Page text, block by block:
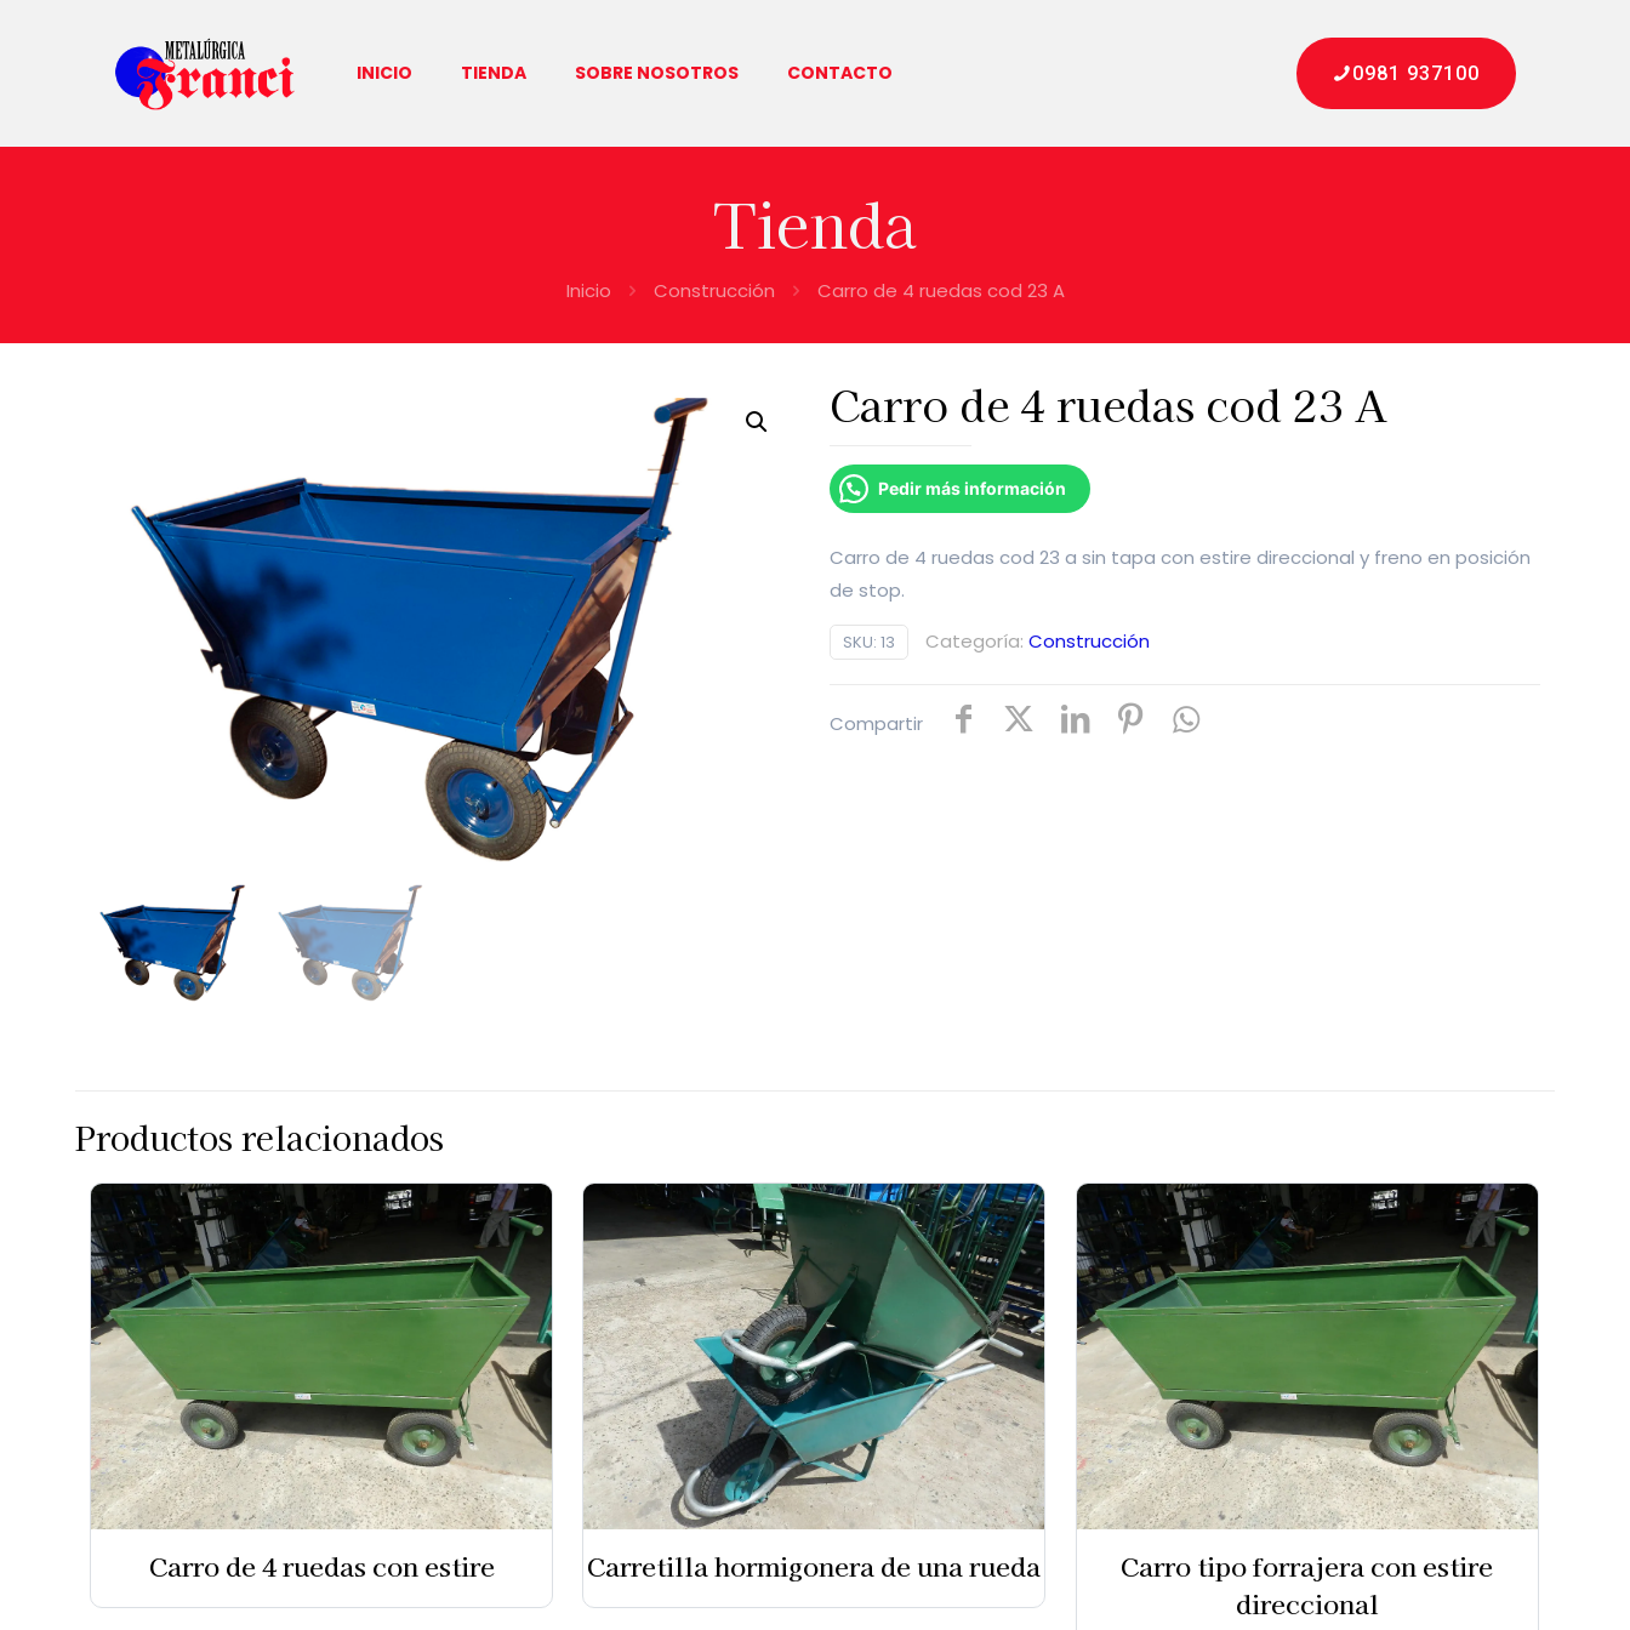
INICIO TIENDA SOBRE NOSOTROS CONTACTO 0981 937100
Tienda
Inicio Construcción Carro de 4 ruedas cod 23 A
Carro de 4 ruedas cod 23 A
Pedir más información
Carro de 4 ruedas cod 23 a sin tapa con estire direccional y freno en posición
de stop.
SKU: 13 Categoría: Construcción
Compartir
Productos relacionados
Carro de 4 ruedas con estire Carretilla hormigonera de una rueda
Carro tipo forrajera con estire
direccional